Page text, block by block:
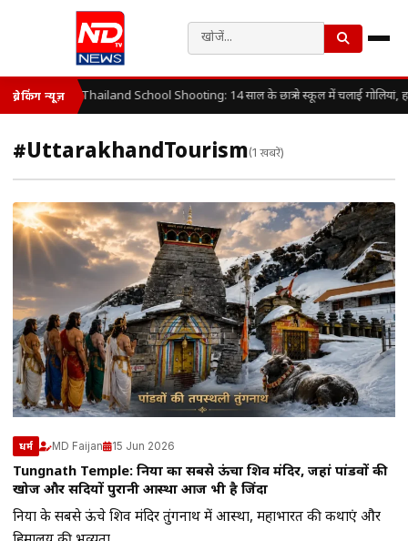
ब्रेकिंग न्यूज़ Thailand School Shooting: 14 साल के छात्र ने स्कूल में चलाई गोलियां,
#UttarakhandTourism(1 खबरें)
धर्म MD Faijan 15 Jun 2026
Tungnath Temple: दुनिया का सबसे ऊंचा शिव मंदिर, जहां पांडवों की
खोज और सदियों पुरानी आस्था आज भी है जिंदा
दुनिया के सबसे ऊंचे शिव मंदिर तुंगनाथ में आस्था, महाभारत की कथाएं और